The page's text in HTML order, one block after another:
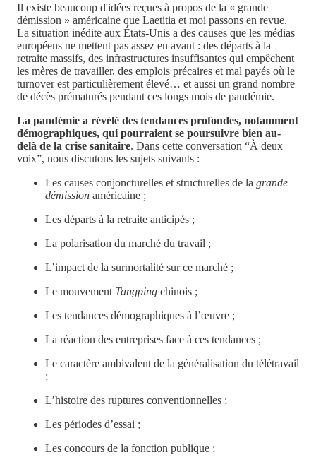
Il existe beaucoup d'idées reçues à propos de la « grande
démission » américaine que Laetitia et moi passons en revue.
La situation inédite aux États-Unis a des causes que les médias
européens ne mettent pas assez en avant : des départs à la
retraite massifs, des infrastructures insuffisantes qui empêchent
les mères de travailler, des emplois précaires et mal payés où le
turnover est particulièrement élevé… et aussi un grand nombre
de décès prématurés pendant ces longs mois de pandémie.
La pandémie a révélé des tendances profondes, notamment
démographiques, qui pourraient se poursuivre bien au-
delà de la crise sanitaire. Dans cette conversation “À deux
voix”, nous discutons les sujets suivants :
Les causes conjoncturelles et structurelles de la grande
démission américaine ;
Les départs à la retraite anticipés ;
La polarisation du marché du travail ;
L’impact de la surmortalité sur ce marché ;
Le mouvement Tangping chinois ;
Les tendances démographiques à l’œuvre ;
La réaction des entreprises face à ces tendances ;
Le caractère ambivalent de la généralisation du télétravail
;
L’histoire des ruptures conventionnelles ;
Les périodes d’essai ;
Les concours de la fonction publique ;